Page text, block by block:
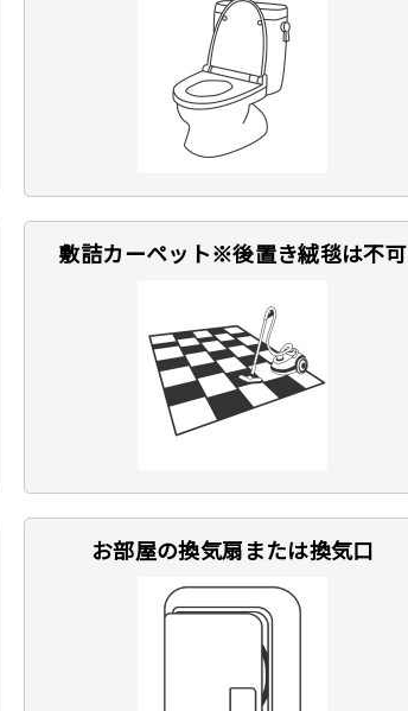
敷詰カーペット※後置き絨毯は不可
お部屋の換気扇または換気口